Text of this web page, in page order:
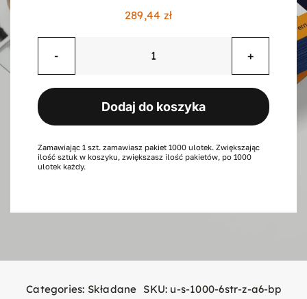
289,44 zł
ilość
w
"z",
6
stron,
A6
Dodaj do koszyka
Zamawiając 1 szt. zamawiasz pakiet 1000 ulotek. Zwiększając
ilość sztuk w koszyku, zwiększasz ilość pakietów, po 1000
ulotek każdy.
Categories: Składane SKU: u-s-1000-6str-z-a6-bp